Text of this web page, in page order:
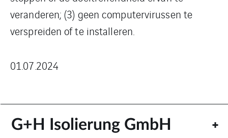
veranderen; (3) geen computervirussen te
verspreiden of te installeren.
01.07.2024
G+H Isolierung GmbH